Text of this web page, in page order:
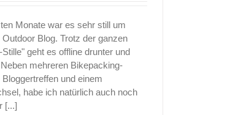
Monate war es sehr still um
Outdoor Blog. Trotz der ganzen
Stille" geht es offline drunter und
mehreren Bikepacking-
Bloggertreffen und einem
habe ich natürlich auch noch
[...]